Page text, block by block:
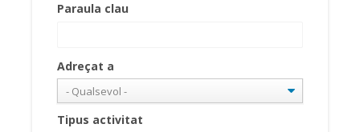
Paraula clau
Adreçat a
Tipus activitat